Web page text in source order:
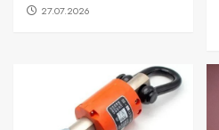
27.07.2026